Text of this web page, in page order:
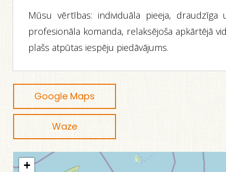
Mūsu vērtības: individuāla pieeja, draudzīga
profesionāla komanda, relaksējoša apkārtējā
plašs atpūtas iespēju piedāvājums.
Google Maps
Waze
+